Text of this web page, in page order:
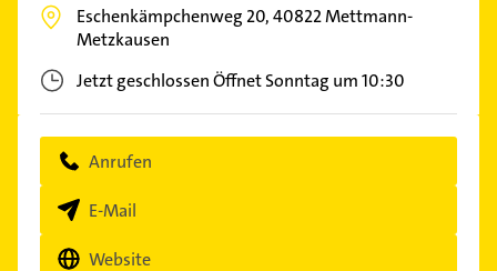
Eschenkämpchenweg 20,40822Mettmann-
Metzkausen
Jetzt geschlossenÖffnet Sonntag um 10:30
Anrufen
E-Mail
Website